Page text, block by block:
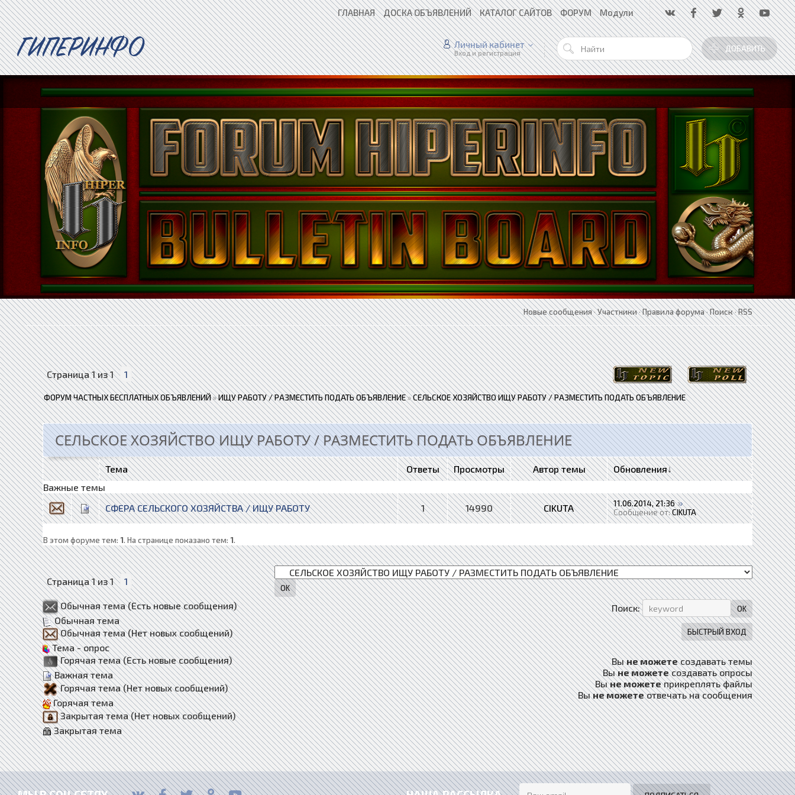
ГЛАВНАЯ ДОСКА ОБЪЯВЛЕНИЙ КАТАЛОГ САЙТОВ ФОРУМ Модули
ГИПЕРИНФО ДОБАВИТЬ
Личный кабинет
Вход и регистрация
Новые сообщения·Участники·Правила форума·Поиск·RSS
Страница1из1 1
ФОРУМ ЧАСТНЫХ БЕСПЛАТНЫХ ОБЪЯВЛЕНИЙ»ИЩУ РАБОТУ / РАЗМЕСТИТЬ ПОДАТЬ ОБЪЯВЛЕНИЕ»СЕЛЬСКОЕ ХОЗЯЙСТВО ИЩУ РАБОТУ / РАЗМЕСТИТЬ ПОДАТЬ ОБЪЯВЛЕНИЕ
СЕЛЬСКОЕ ХОЗЯЙСТВО ИЩУ РАБОТУ / РАЗМЕСТИТЬ ПОДАТЬ ОБЪЯВЛЕНИЕ
Тема Ответы Просмотры Автор темы Обновления↓
Важные темы
СФЕРА СЕЛЬСКОГО ХОЗЯЙСТВА / ИЩУ РАБОТУ
1 14990 CIKUTA
11.06.2014, 21:36
Сообщение от:CIKUTA
В этом форуме тем: 1. На странице показано тем: 1.
Страница1из1 1
Обычная тема (Есть новые сообщения)
Обычная тема
Обычная тема (Нет новых сообщений)
Тема - опрос
Горячая тема (Есть новые сообщения)
Важная тема
Горячая тема (Нет новых сообщений)
Горячая тема
Закрытая тема (Нет новых сообщений)
Закрытая тема
Поиск:
Выне можетесоздавать темы
Выне можетесоздавать опросы
Выне можетеприкреплять файлы
Выне можетеотвечать на сообщения